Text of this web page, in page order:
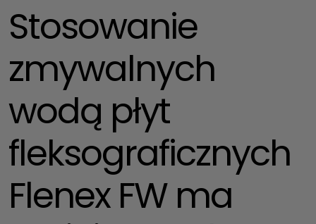
Stosowanie
zmywalnych
wodą płyt
fleksograficznych
Flenex FW ma